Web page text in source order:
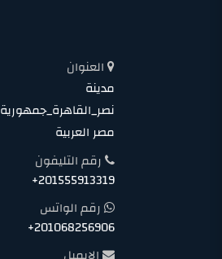
العنوان
مدينة
نصر_القاهرة_جمهورية
مصر العربية
رقم التليفون
+201555913319
رقم الواتس
+201068256906